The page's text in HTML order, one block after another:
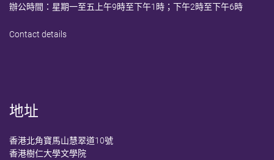
辦公時間：星期一至五上午9時至下午1時；下午2時至下午6時
Contact details
地址
香港北角寶馬山慧翠道10號
香港樹仁大學文學院